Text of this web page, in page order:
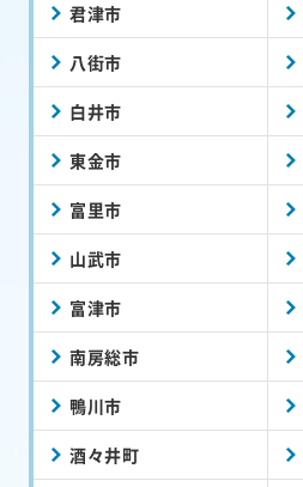
君津市
八街市
白井市
東金市
富里市
山武市
富津市
南房総市
鴨川市
酒々井町